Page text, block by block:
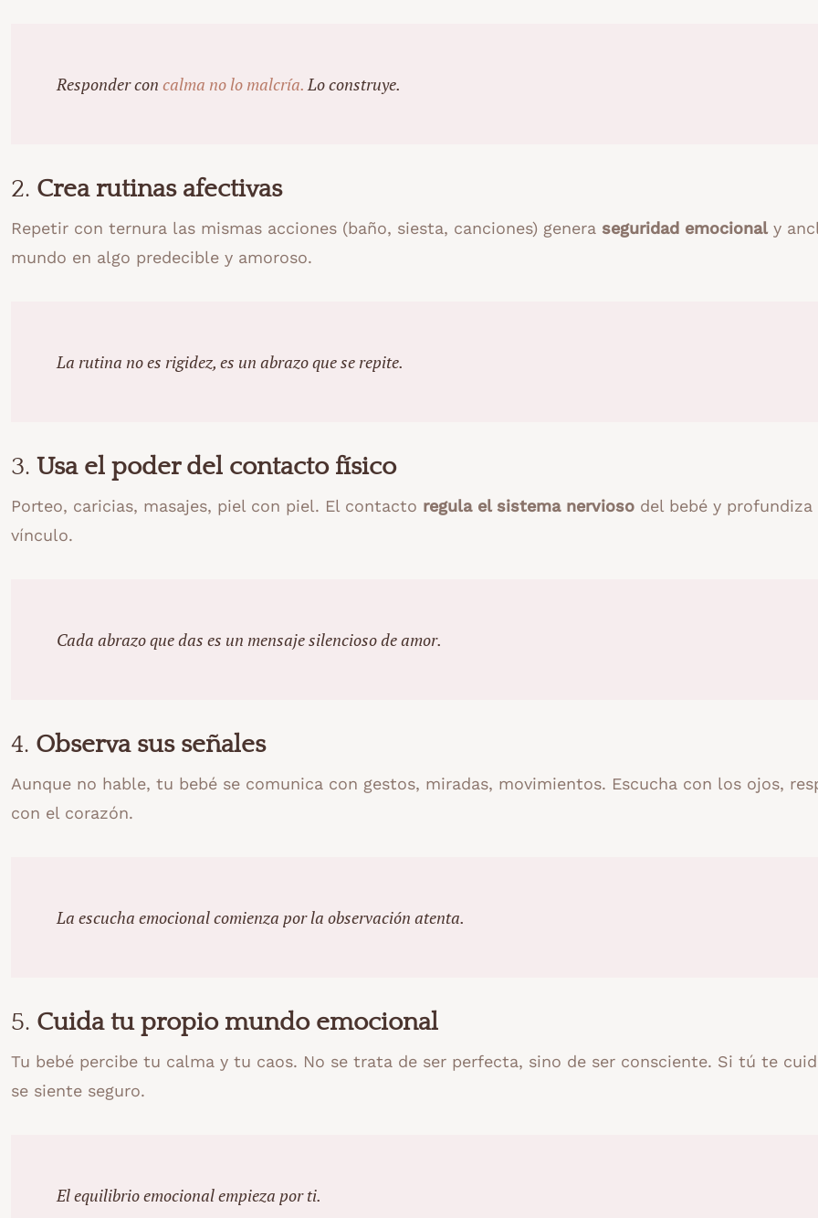
Responder con calma no lo malcría. Lo construye.
2. Crea rutinas afectivas
Repetir con ternura las mismas acciones (baño, siesta, canciones) genera seguridad emocionaly
mundo en algo predecible y amoroso.
La rutina no es rigidez, es un abrazo que se repite.
3. Usa el poder del contacto físico
Porteo, caricias, masajes, piel con piel. El contacto regula el sistema nervioso del bebé y profundiza
vínculo.
Cada abrazo que das es un mensaje silencioso de amor.
4. Observa sus señales
Aunque no hable, tu bebé se comunica con gestos, miradas, movimientos. Escucha con los ojos,
con el corazón.
La escucha emocional comienza por la observación atenta.
5. Cuida tu propio mundo emocional
Tu bebé percibe tu calma y tu caos. No se trata de ser perfecta, sino de ser consciente. Si tú te
se siente seguro.
El equilibrio emocional empieza por ti.